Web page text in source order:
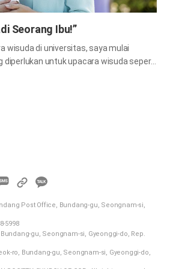
Seorang Ibu!”
wisuda di universitas, saya mulai
untuk upacara wisuda seperti
dan kapan saya harus berada di
Ketika saya mencari informasi
web universitas, saya pun mengetahui
pasti kebingungan jika dia tidak
ini. Pada hari wisuda, saya
dari kantor departemen. Tiba-tiba, ibu
saya. Saya pun melepaskan…
카
오
공
유
Post Office, Bundang-gu, Seongnam-si,
5998
gu, Seongnam-si, Gyeonggi-do, Rep.
ro, Bundang-gu, Seongnam-si, Gyeonggi-do,